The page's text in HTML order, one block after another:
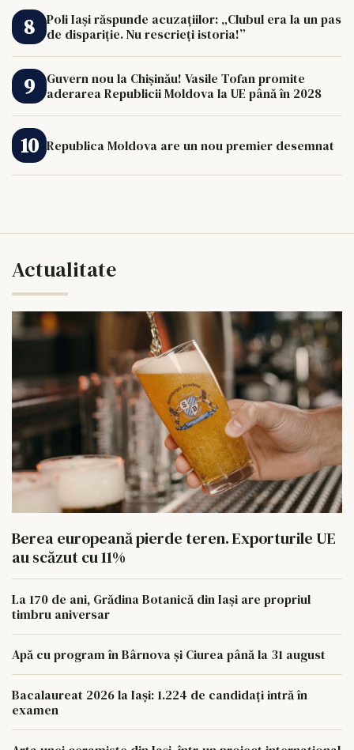
Poli Iași răspunde acuzațiilor: „Clubul era la un pas
de dispariție. Nu rescrieți istoria!”
Guvern nou la Chișinău! Vasile Tofan promite
aderarea Republicii Moldova la UE până în 2028
Republica Moldova are un nou premier desemnat
Actualitate
Berea europeană pierde teren. Exporturile UE
au scăzut cu 11%
La 170 de ani, Grădina Botanică din Iași are propriul
timbru aniversar
Apă cu program în Bârnova și Ciurea până la 31 august
Bacalaureat 2026 la Iași: 1.224 de candidați intră în
examen